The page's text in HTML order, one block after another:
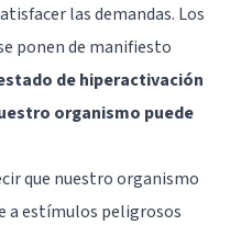
las demandas. Los
ponen de manifiesto
de hiperactivación
organismo puede
que nuestro organismo
a estímulos peligrosos